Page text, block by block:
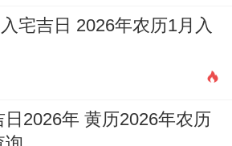
宅吉日 2026年农历1月入
2026年 黄历2026年农历